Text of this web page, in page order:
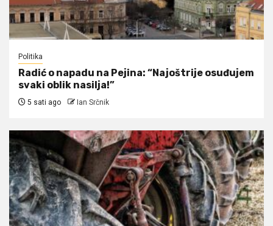
Politika
Radić o napadu na Pejina: “Najoštrije osuđujem
svaki oblik nasilja!”
5 sati ago Ian Srčnik